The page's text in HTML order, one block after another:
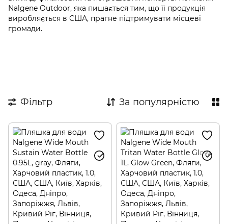
Nalgene Outdoor, яка пишається тим, що її продукція
виробляється в США, прагне підтримувати місцеві
громади.
Фільтр За популярністю